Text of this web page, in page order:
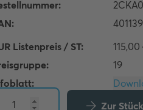
Listenpreis / ST:
19
Zur